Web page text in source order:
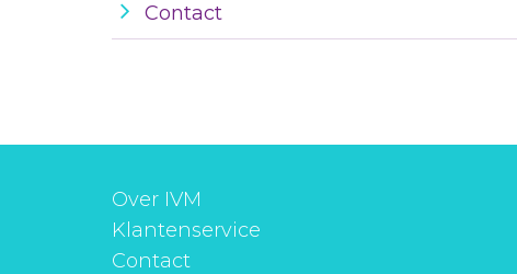
Contact
Over IVM
Klantenservice
Contact